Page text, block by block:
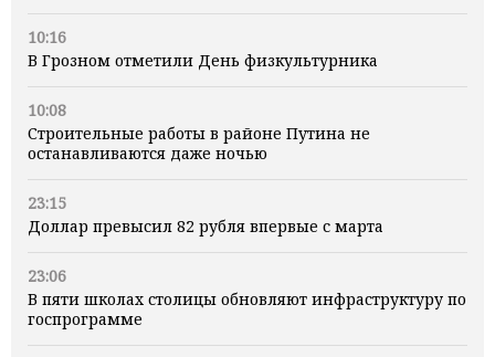
10:16
В Грозном отметили День физкультурника
10:08
Строительные работы в районе Путина не
останавливаются даже ночью
23:15
Доллар превысил 82 рубля впервые с марта
23:06
В пяти школах столицы обновляют инфраструктуру по
госпрограмме